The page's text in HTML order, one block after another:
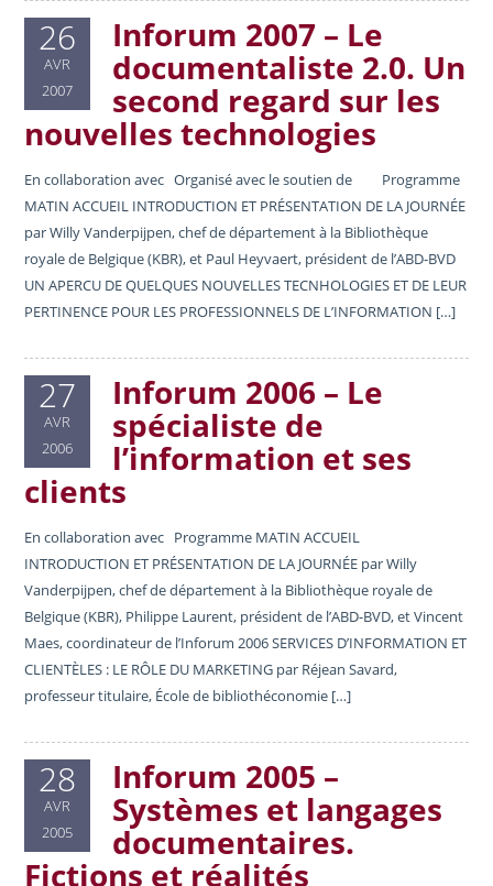
26
AVR
2007
Inforum 2007 – Le
documentaliste 2.0. Un
second regard sur les
nouvelles technologies
En collaboration avec Organisé avec le soutien de Programme
MATIN ACCUEIL INTRODUCTION ET PRÉSENTATION DE LA JOURNÉE
par Willy Vanderpijpen, chef de département à la Bibliothèque
royale de Belgique (KBR), et Paul Heyvaert, président de l’ABD-BVD
UN APERCU DE QUELQUES NOUVELLES TECNHOLOGIES ET DE LEUR
PERTINENCE POUR LES PROFESSIONNELS DE L’INFORMATION […]
27
AVR
2006
Inforum 2006 – Le
spécialiste de
l’information et ses
clients
En collaboration avec Programme MATIN ACCUEIL
INTRODUCTION ET PRÉSENTATION DE LA JOURNÉE par Willy
Vanderpijpen, chef de département à la Bibliothèque royale de
Belgique (KBR), Philippe Laurent, président de l’ABD-BVD, et Vincent
Maes, coordinateur de l’Inforum 2006 SERVICES D’INFORMATION ET
CLIENTÈLES : LE RÔLE DU MARKETING par Réjean Savard,
professeur titulaire, École de bibliothéconomie […]
28
AVR
2005
Inforum 2005 –
Systèmes et langages
documentaires.
Fictions et réalités